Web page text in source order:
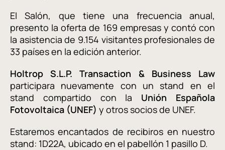
El Salón, que tiene una frecuencia anual,
presento la oferta de 169 empresas y contó con
la asistencia de 9.154 visitantes profesionales de
33 países en la edición anterior.
Holtrop S.L.P. Transaction & Business Law
participara nuevamente con un stand en el
stand compartido con la Unión Española
Fotovoltaica (UNEF) y otros socios de UNEF.
Estaremos encantados de recibiros en nuestro
stand: 1D22A, ubicado en el pabellón 1 pasillo D.